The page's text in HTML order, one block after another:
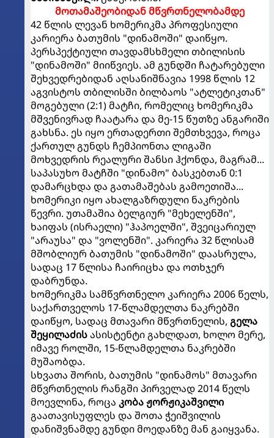
მოთამაშეობიდან მწვრთნელობამდე
42 წლის ლევან ხომერიკმა პროფესიული
კარიერა ბათუმის "დინამოში" დაიწყო.
პერსპექტიული თავდამსხმელი თბილისის
"დინამოში" მიიწვიეს. ამ გუნდში ჩატარებული
შეხვედრებიდან აღსანიშნავია 1998 წლის 12
აგვისტოს თბილისში ბილბაოს "ატლეტიკთან"
მოგებული (2:1) მატჩი, რომელიც ხომერიკმა
მშვენივრად ჩაატარა და მე-15 წუთზე ანგარიში
გახსნა. ეს იყო ერთადერთი შემთხვევა, როცა
ქართულ გუნდს ჩემპიონთა ლიგაში
მოხვედრის რეალური შანსი ჰქონდა, მაგრამ...
საპასუხო მატჩში "დინამო" ბასკებთან 0:1
დამარცხდა და გათამაშებას გამოეთიშა...
ხომერიკი იყო ახალგაზრდული ნაკრების
წევრი. უთამაშია ბელგიურ "მეხელენში",
ხაიფას (ისრაელი) "ჰაპოელში", შვეიცარიულ
"არაუსა" და "ვოლენში". კარიერა 32 წლისამ
მშობლიურ ბათუმის "დინამოში" დაასრულა,
სადაც 17 წლისა ჩაირიცხა და ოთხჯერ
დაბრუნდა.
ხომერიკმა სამწვრთნელო კარიერა 2006 წელს,
საქართველოს 17-წლამდელთა ნაკრებში
დაიწყო, სადაც მთავარი მწვრთნელის, გელა
შეყილაძისასისტენტი გახლდათ, ხოლო მერე,
იმავე როლში, 15-წლამდელთა ნაკრებში
მუშაობდა.
სხვათა შორის, ბათუმის "დინამოს" მთავარი
მწვრთნელის რანგში პირველად 2014 წელს
მოევლინა, როცა კობა ჟორჟიკაშვილი
გაათავისუფლეს და შოთა ჭეიშვილის
დანიშვნამდე გუნდი მოედანზე მან გაიყვანა.